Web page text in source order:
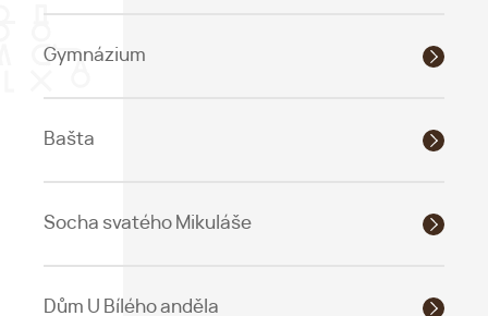
Gymnázium
Bašta
Socha svatého Mikuláše
Dům U Bílého anděla